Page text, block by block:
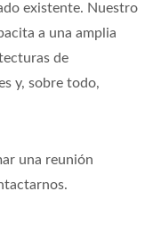
existente. Nuestro
a una amplia
de
y, sobre todo,
una reunión